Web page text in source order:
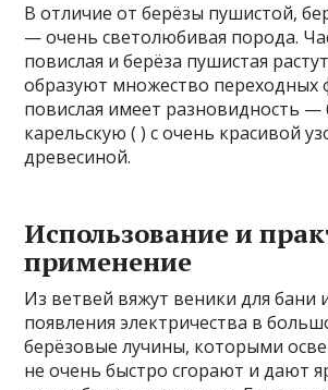
В отличие от берёзы пушистой,
— очень светолюбивая порода.
повислая и берёза пушистая
образуют множество переходных
повислая имеет разновидность —
карельскую ( ) с очень красивой
древесиной.
Использование и
применение
Из ветвей вяжут веники для бани
появления электричества в
берёзовые лучины, которыми
не очень быстро сгорают и дают